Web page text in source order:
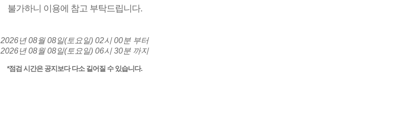
불가하니 이용에 참고 부탁드립니다.
2026년 08월 08일(토요일) 02시 00분 부터
2026년 08월 08일(토요일) 06시 30분 까지
*점검 시간은 공지보다 다소 길어질 수 있습니다.